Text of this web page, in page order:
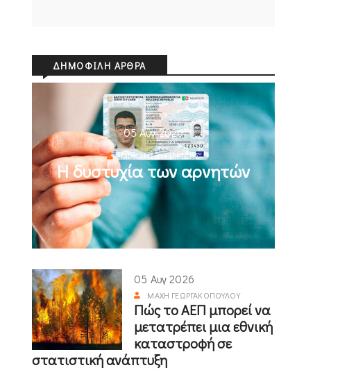
ΔΗΜΟΦΙΛΉ ΆΡΘΡΑ
05 Αυγ 2026
ΜΙΧΆΛΗΣ ΚΥΡΙΑΚΊΔΗΣ
Η δυστυχία των αρνητών
05 Αυγ 2026
ΜΆΧΗ ΓΕΩΡΓΑΚΟΠΟΎΛΟΥ
Πώς το ΑΕΠ μπορεί να
μετατρέπει μια εθνική
καταστροφή σε
στατιστική ανάπτυξη